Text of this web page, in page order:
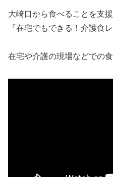
大崎口から食べることを支
『在宅でもできる！介護食
在宅や介護の現場などでの